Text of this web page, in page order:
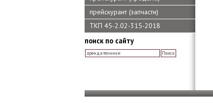
прейскурант (запчасти)
ТКП 45-2.02-315-2018
поиск по сайту